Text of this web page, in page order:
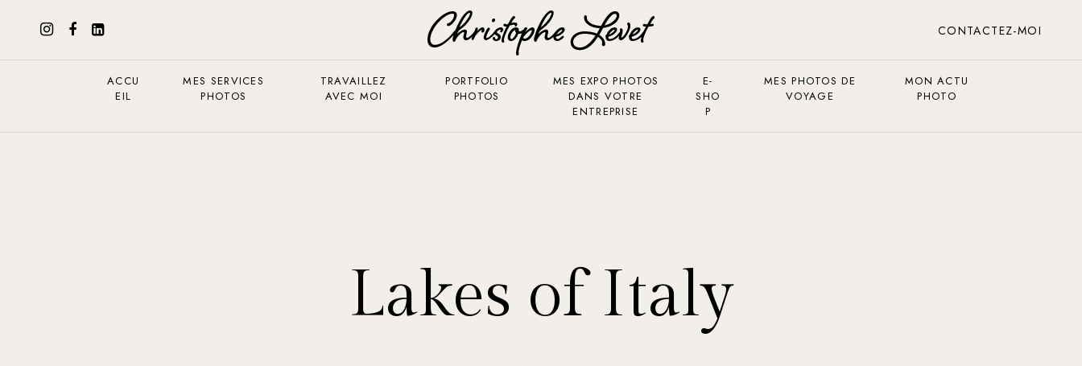
CONTACTEZ-MOI
ACCU
EIL
MES SERVICES
PHOTOS
TRAVAILLEZ
AVEC MOI
PORTFOLIO
PHOTOS
MES EXPO PHOTOS
DANS VOTRE
ENTREPRISE
E-
SHO
P
MES PHOTOS DE
VOYAGE
MON ACTU
PHOTO
Lakes of Italy